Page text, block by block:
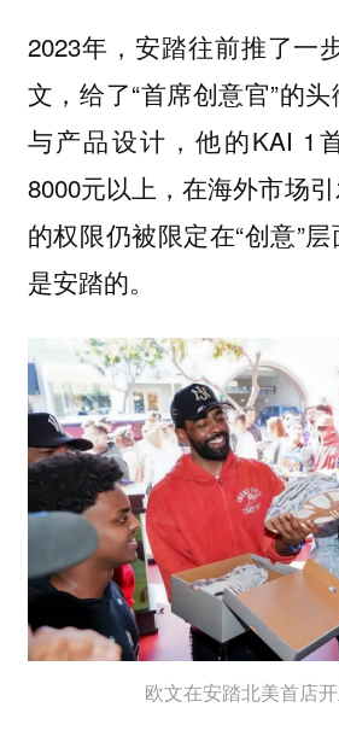
2023年，安踏往前推了一
文，给了“首席创意官”的
与产品设计，他的KAI 1
8000元以上，在海外市场
的权限仍被限定在“创意”
是安踏的。
欧文在安踏北美首店